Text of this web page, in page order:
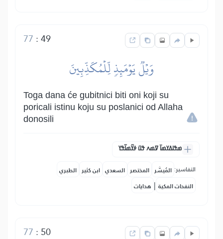
49
:
77
وَيۡلٞ يَوۡمَئِذٖ لِّلۡمُكَذِّبِينَ
Toga dana će gubitnici biti oni koji su
poricali istinu koju su poslanici od Allaha
donosili
ߘߟߊߡߌߘߊ߫ ߜߘߍ ߟߎ߫ ߦߌ߬ߘߊ߬ߟߌ
التفاسير: المُيسَّر المختصر السعدي ابن كثير الطبري
النفحات المكية | هدايات
50
:
77